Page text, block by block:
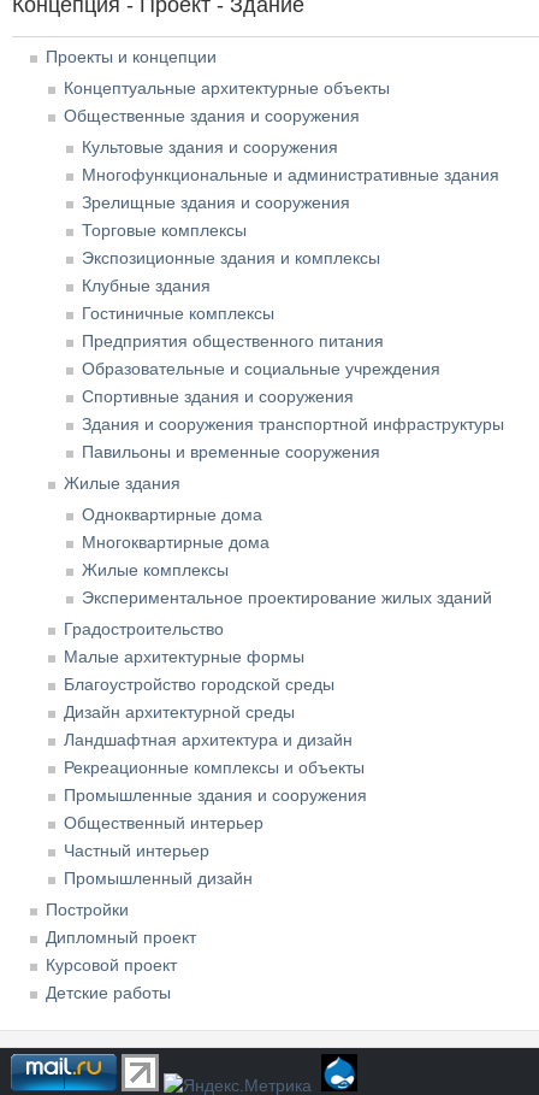
Проекты и концепции
Концептуальные архитектурные объекты
Общественные здания и сооружения
Культовые здания и сооружения
Многофункциональные и административные здания
Зрелищные здания и сооружения
Торговые комплексы
Экспозиционные здания и комплексы
Клубные здания
Гостиничные комплексы
Предприятия общественного питания
Образовательные и социальные учреждения
Спортивные здания и сооружения
Здания и сооружения транспортной инфраструктуры
Павильоны и временные сооружения
Жилые здания
Одноквартирные дома
Многоквартирные дома
Жилые комплексы
Экспериментальное проектирование жилых зданий
Градостроительство
Малые архитектурные формы
Благоустройство городской среды
Дизайн архитектурной среды
Ландшафтная архитектура и дизайн
Рекреационные комплексы и объекты
Промышленные здания и сооружения
Общественный интерьер
Частный интерьер
Промышленный дизайн
Постройки
Дипломный проект
Курсовой проект
Детские работы